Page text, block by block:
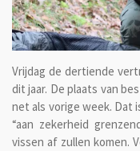
Vrijdag de dertiende
dit jaar. De plaats van
net als vorige week. Dat
“aan zekerheid
vissen af zullen komen.